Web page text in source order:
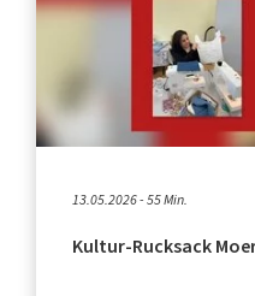
13.05.2026 - 55 Min.
Kultur-Rucksack